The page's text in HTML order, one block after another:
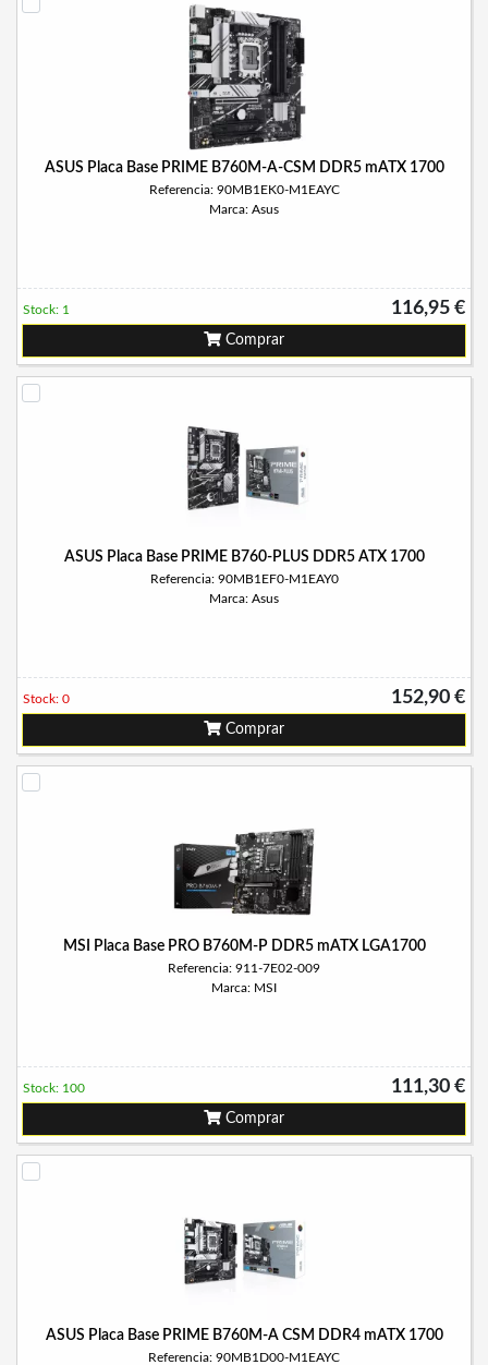
ASUS Placa Base PRIME B760M-A-CSM DDR5 mATX 1700
Referencia: 90MB1EK0-M1EAYC
Marca: Asus
116,95 €
Stock: 1
Comprar
ASUS Placa Base PRIME B760-PLUS DDR5 ATX 1700
Referencia: 90MB1EF0-M1EAY0
Marca: Asus
152,90 €
Stock: 0
Comprar
MSI Placa Base PRO B760M-P DDR5 mATX LGA1700
Referencia: 911-7E02-009
Marca: MSI
111,30 €
Stock: 100
Comprar
ASUS Placa Base PRIME B760M-A CSM DDR4 mATX 1700
Referencia: 90MB1D00-M1EAYC